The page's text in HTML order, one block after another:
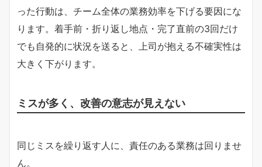
った行動は、チーム全体の業務効率を下げる要因にな
ります。着手前・折り返し地点・完了直前の3回だけ
でも自発的に状況を送ると、上司が抱える不確実性は
大きく下がります。
ミスが多く、改善の意志が見えない
同じミスを繰り返す人に、責任のある業務は回りませ
ん。